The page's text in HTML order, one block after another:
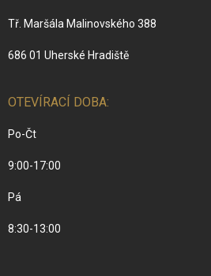
Tř. Maršála Malinovského 388
686 01 Uherské Hradiště
OTEVÍRACÍ DOBA:
Po-Čt
9:00-17:00
Pá
8:30-13:00